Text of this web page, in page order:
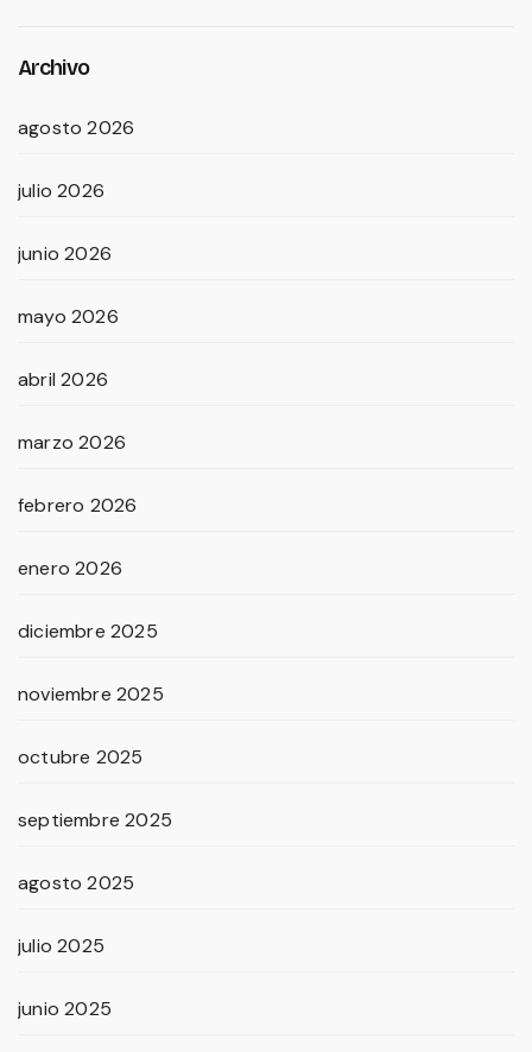
Archivo
agosto 2026
julio 2026
junio 2026
mayo 2026
abril 2026
marzo 2026
febrero 2026
enero 2026
diciembre 2025
noviembre 2025
octubre 2025
septiembre 2025
agosto 2025
julio 2025
junio 2025